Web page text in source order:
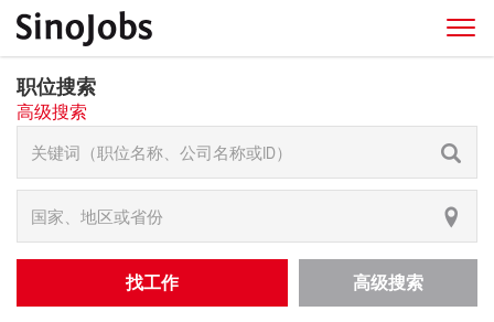
职位搜索
高级搜索
找工作 高级搜索